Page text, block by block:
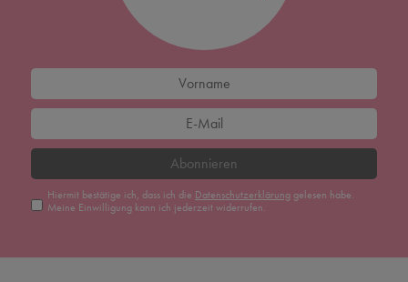
Abonnieren
Hiermit bestätige ich, dass ich die Daten­schutz­erklärunggelesen habe.
Meine Einwilligung kann ich jederzeit widerrufen.